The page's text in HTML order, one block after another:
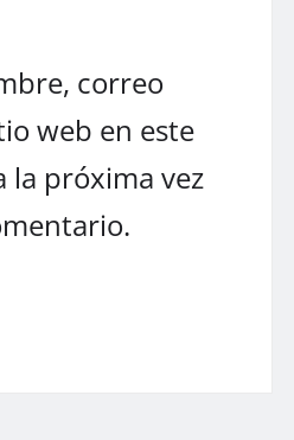
correo
web en este
la próxima vez